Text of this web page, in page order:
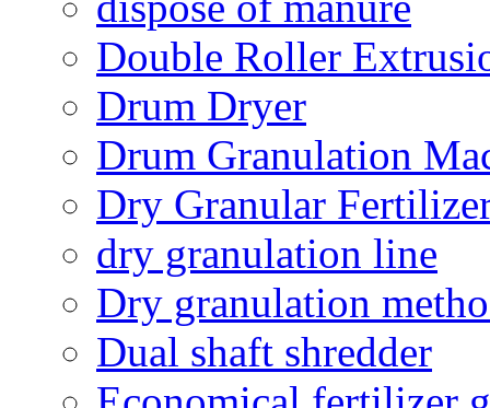
Double Roller
Drum Dryer
Drum Granulation
Dry Granular
dry granulation line
Dry granulation
Dual shaft shredder